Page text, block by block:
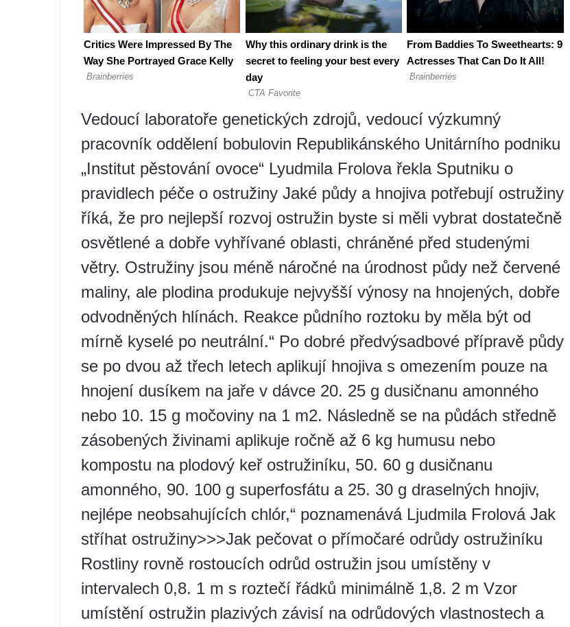
Vedoucí laboratoře genetických zdrojů, vedoucí výzkumný
pracovník oddělení bobulovin Republikánského Unitárního podniku
„Institut pěstování ovoce“ Lyudmila Frolova řekla Sputniku o
pravidlech péče o ostružiny Jaké půdy a hnojiva potřebují ostružiny
říká, že pro nejlepší rozvoj ostružin byste si měli vybrat dostatečně
osvětlené a dobře vyhřívané oblasti, chráněné před studenými
větry. Ostružiny jsou méně náročné na úrodnost půdy než červené
maliny, ale plodina produkuje nejvyšší výnosy na hnojených, dobře
odvodněných hlínách. Reakce půdního roztoku by měla být od
mírně kyselé po neutrální.“ Po dobré předvýsadbové přípravě půdy
se po dvou až třech letech aplikují hnojiva s omezením pouze na
hnojení dusíkem na jaře v dávce 20. 25 g dusičnanu amonného
nebo 10. 15 g močoviny na 1 m2. Následně se na půdách středně
zásobených živinami aplikuje ročně až 6 kg humusu nebo
kompostu na plodový keř ostružiníku, 50. 60 g dusičnanu
amonného, ​​90. 100 g superfosfátu a 25. 30 g draselných hnojiv,
nejlépe neobsahujících chlór,“ poznamenává Ljudmila Frolová Jak
stříhat ostružiny>>>Jak pečovat o přímočaré odrůdy ostružiníku
Rostliny rovně rostoucích odrůd ostružin jsou umístěny v
intervalech 0,8. 1 m s roztečí řádků minimálně 1,8. 2 m Vzor
umístění ostružin plazivých závisí na odrůdových vlastnostech a